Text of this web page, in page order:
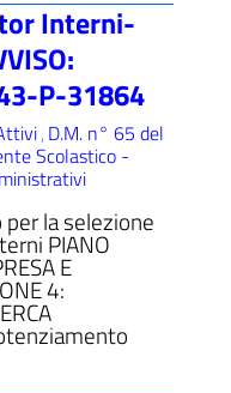
Interni-
P-31864
, D.M. n° 65 del
Scolastico -
per la selezione
PIANO
E
4: